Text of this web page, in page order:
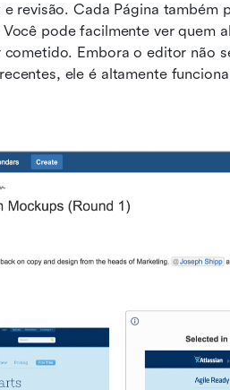
revisão. Cada Página também
pode facilmente ver quem
Embora o editor não
ele é altamente